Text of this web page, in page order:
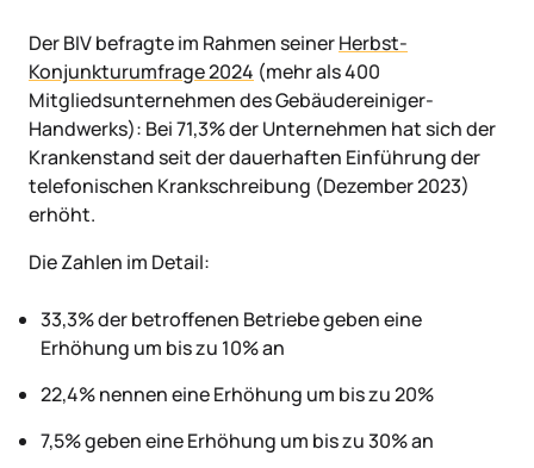
Der BIV befragte im Rahmen seinerHerbst-
Konjunkturumfrage 2024 (mehr als 400
Mitgliedsunternehmen des Gebäudereiniger-
Handwerks): Bei 71,3% der Unternehmen hat sich der
Krankenstand seit der dauerhaften Einführung der
telefonischen Krankschreibung (Dezember 2023)
erhöht.
Die Zahlen im Detail:
33,3% der betroffenen Betriebe geben eine
Erhöhung um bis zu 10% an
22,4% nennen eine Erhöhung um bis zu 20%
7,5% geben eine Erhöhung um bis zu 30% an